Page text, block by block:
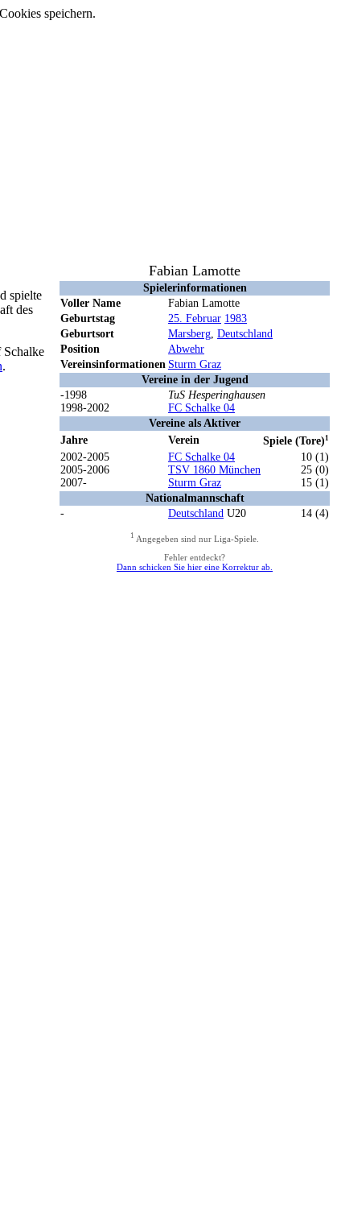
speichern.
Fabian Lamotte
Spielerinformationen
Voller Name
Fabian Lamotte
Geburtstag
25. Februar 1983
Geburtsort
Marsberg Deutschland
Position
Abwehr
Vereinsinformationen Sturm Graz
Vereine in der Jugend
-1998
1998-2002
TuS Hesperinghausen
FC Schalke 04
Vereine als Aktiver
Jahre
Verein Spiele (Tore)1
2002-2005
2005-2006
2007-
FC Schalke 04
TSV 1860 München
Sturm Graz
10 (1)
25 (0)
15 (1)
Nationalmannschaft
-
Deutschland U20 14 (4)
1 Angegeben sind nur Liga-Spiele.
Fehler entdeckt?
Dann schicken Sie hier eine Korrektur ab.
spielte
des
Schalke
.